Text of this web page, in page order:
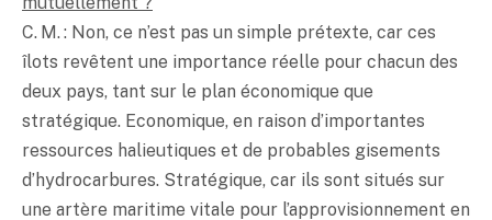
C. M. : Non, ce n’est pas un simple prétexte, car ces
îlots revêtent une importance réelle pour chacun des
deux pays, tant sur le plan économique que
stratégique. Economique, en raison d’importantes
ressources halieutiques et de probables gisements
d’hydrocarbures. Stratégique, car ils sont situés sur
une artère maritime vitale pour l’approvisionnement en